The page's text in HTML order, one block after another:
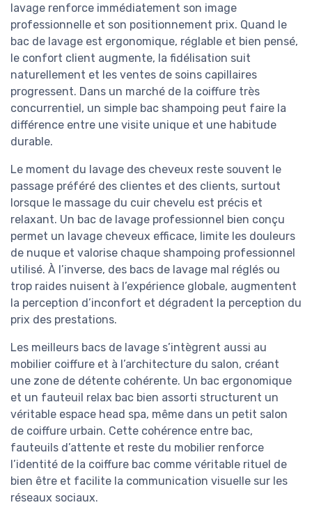
lavage renforce immédiatement son image
professionnelle et son positionnement prix. Quand le
bac de lavage est ergonomique, réglable et bien pensé,
le confort client augmente, la fidélisation suit
naturellement et les ventes de soins capillaires
progressent. Dans un marché de la coiffure très
concurrentiel, un simple bac shampoing peut faire la
différence entre une visite unique et une habitude
durable.
Le moment du lavage des cheveux reste souvent le
passage préféré des clientes et des clients, surtout
lorsque le massage du cuir chevelu est précis et
relaxant. Un bac de lavage professionnel bien conçu
permet un lavage cheveux efficace, limite les douleurs
de nuque et valorise chaque shampoing professionnel
utilisé. À l’inverse, des bacs de lavage mal réglés ou
trop raides nuisent à l’expérience globale, augmentent
la perception d’inconfort et dégradent la perception du
prix des prestations.
Les meilleurs bacs de lavage s’intègrent aussi au
mobilier coiffure et à l’architecture du salon, créant
une zone de détente cohérente. Un bac ergonomique
et un fauteuil relax bac bien assorti structurent un
véritable espace head spa, même dans un petit salon
de coiffure urbain. Cette cohérence entre bac,
fauteuils d’attente et reste du mobilier renforce
l’identité de la coiffure bac comme véritable rituel de
bien être et facilite la communication visuelle sur les
réseaux sociaux.